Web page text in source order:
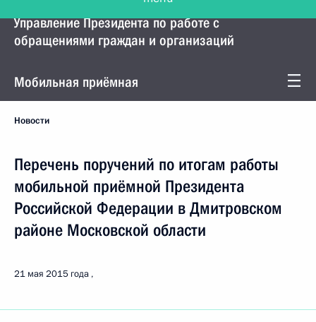
Управление Президента по работе с
обращениями граждан и организаций
Мобильная приёмная
Новости
Перечень поручений по итогам работы
мобильной приёмной Президента
Российской Федерации в Дмитровском
районе Московской области
21 мая 2015 года